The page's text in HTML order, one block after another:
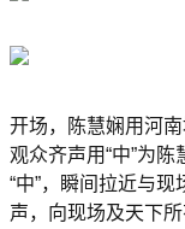
开场，陈慧娴用河
观众齐声用“中”为
“中”，瞬间拉近与
声，向现场及天下